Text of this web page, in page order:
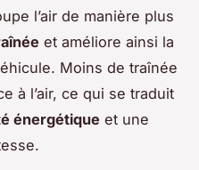
l’air de manière plus
et améliore ainsi la
Moins de traînée
à l’air, ce qui se traduit
énergétique et une